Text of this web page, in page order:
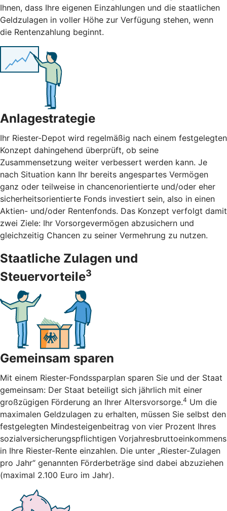
Ihnen, dass Ihre eigenen Einzahlungen und die staatlichen
Geldzulagen in voller Höhe zur Verfügung stehen, wenn
die Rentenzahlung beginnt.
Anlagestrategie
Ihr Riester-Depot wird regelmäßig nach einem festgelegten
Konzept dahingehend überprüft, ob seine
Zusammensetzung weiter verbessert werden kann. Je
nach Situation kann Ihr bereits angespartes Vermögen
ganz oder teilweise in chancenorientierte und/oder eher
sicherheitsorientierte Fonds investiert sein, also in einen
Aktien- und/oder Rentenfonds. Das Konzept verfolgt damit
zwei Ziele: Ihr Vorsorgevermögen abzusichern und
gleichzeitig Chancen zu seiner Vermehrung zu nutzen.
Staatliche Zulagen und
Steuervorteile3
Gemeinsam sparen
Mit einem Riester-Fondssparplan sparen Sie und der Staat
gemeinsam: Der Staat beteiligt sich jährlich mit einer
großzügigen Förderung an Ihrer Altersvorsorge.4 Um die
maximalen Geldzulagen zu erhalten, müssen Sie selbst den
festgelegten Mindesteigenbeitrag von vier Prozent Ihres
sozialversicherungspflichtigen Vorjahresbruttoeinkommens
in Ihre Riester-Rente einzahlen. Die unter „Riester-Zulagen
pro Jahr“ genannten Förderbeträge sind dabei abzuziehen
(maximal 2.100 Euro im Jahr).